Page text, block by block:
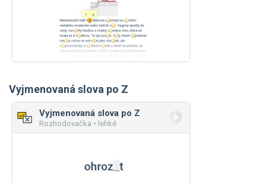
Vyjmenovaná slova po Z
Vyjmenovaná slova po Z
Rozhodovačka • lehké